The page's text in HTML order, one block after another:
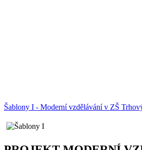
Šablony I - Moderní vzdělávání v ZŠ